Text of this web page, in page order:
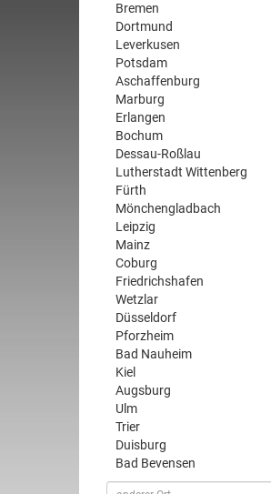
Bremen
Dortmund
Leverkusen
Potsdam
Aschaffenburg
Marburg
Erlangen
Bochum
Dessau-Roßlau
Lutherstadt Wittenberg
Fürth
Mönchengladbach
Leipzig
Mainz
Coburg
Friedrichshafen
Wetzlar
Düsseldorf
Pforzheim
Bad Nauheim
Kiel
Augsburg
Ulm
Trier
Duisburg
Bad Bevensen